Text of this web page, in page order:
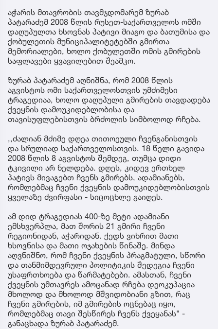
აჭარის მთავრობის თავმჯდომარემ ზურაბ
პატარაძემ 2008 წლის რუსეთ-საქართველოს ომში
დაღუპულთა ხსოვნას პატივი მიაგო და ბათუმისა და
ქობულეთის მუნიციპალიტეტებში გმირთა
მემორიალები, ხოლო ქობულეთში ომის გმირების
საფლავები ყვავილებით შეამკო.
ზურაბ პატარაძემ აღნიშნა, რომ 2008 წლის
აგვისტოს ომი საქართველოსთვის უმძიმესი
ტრაგედიაა, ხოლო დაღუპული გმირების თავდადება
ქვეყნის დამოუკიდებლობისა და
თავისუფლებისთვის ბრძოლის სიმბოლოდ რჩება.
,,ძალიან მძიმე დღეა თითოეული ჩვენგანისთვის
და სრულიად საქართველოსთვის. 18 წელი გავიდა
2008 წლის 8 აგვისტოს შემდეგ, თუმცა დიდი
ტკივილი არ ნელდება. დღეს, კიდევ ერთხელ
პატივს მივაგებთ ჩვენს გმირებს, ადამიანებს,
რომლებმაც ჩვენი ქვეყნის დამოუკიდებლობისთვის
ყველაზე ძვირფასი - სიცოცხლე გაიღეს.
ამ დიდ ტრაგედიას 400-ზე მეტი ადამიანი
ემსხვერპლა, მათ შორის 21 გმირი ჩვენი
რეგიონიდან, აჭარიდან. ქედს ვიხრით მათი
ხსოვნისა და მათი ოჯახების წინაშე. მინდა
აღვნიშნო, რომ ჩვენი ქვეყნის პრაგმატული, სწორი
და თანმიმდევრული პოლიტიკის შედეგია ჩვენი
უსაფრთხოება და წარმატებები. ამასთან, ჩვენი
ქვეყნის უმთავრეს ამოცანად რჩება დეოკუპაცია
მხოლოდ და მხოლოდ მშვიდობიანი გზით, რაც
ჩვენი გმირების, იმ გმირების ოცნებაც იყო,
რომლებმაც თავი შესწირეს ჩვენს ქვეყანას" -
განაცხადა ზურაბ პატარაძემ.